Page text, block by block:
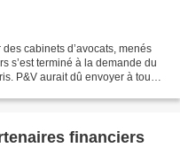
cabinets d’avocats, menés
s’est terminé à la demande du
P&V aurait dû envoyer à tous
financiers